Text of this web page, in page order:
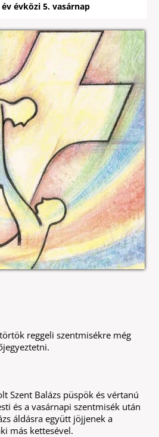
év évközi 5. vasárnap
reggeli szentmisékre még
Szent Balázs püspök és vértanú
és a vasárnapi szentmisék után
áldásra együtt jöjjenek a
más kettesével.